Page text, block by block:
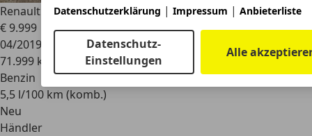
Renault MeganeLimited
€ 9.999
04/2019
71.999 km
Benzin
5,5 l/100 km (komb.)
Neu
Händler
Datenschutzerklärung | Impressum | Anbieterliste
Datenschutz-
Einstellungen
Alle